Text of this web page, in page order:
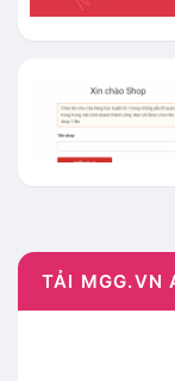
TẢI MGG.VN